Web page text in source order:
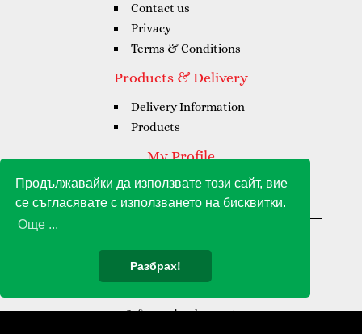
Продължавайки да използвате този сайт, вие
се съгласявате с използването на бисквитки.
Още ...
Разбрах!
Contact us
Privacy
Terms & Conditions
Products & Delivery
Delivery Information
Products
My Profile
My Profile
My Orders
Software development